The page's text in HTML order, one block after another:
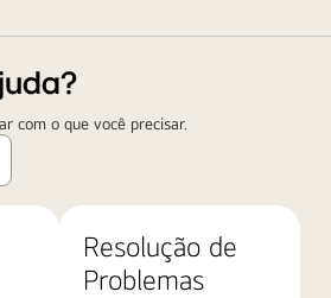
com o que você precisar.
Resolução de
Problemas